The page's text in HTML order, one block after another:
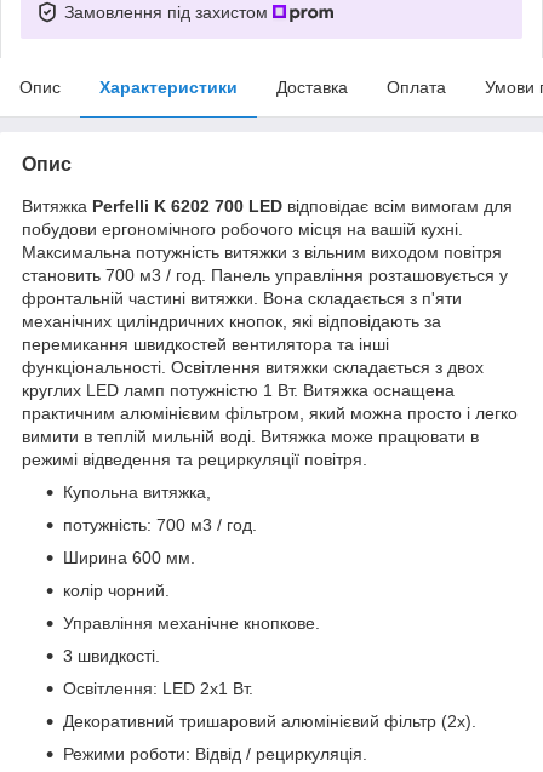
Замовлення під захистом
Опис Характеристики Доставка Оплата Умови
Опис
Витяжка Perfelli K 6202 700 LED відповідає всім вимогам для
побудови ергономічного робочого місця на вашій кухні.
Максимальна потужність витяжки з вільним виходом повітря
становить 700 м3 / год. Панель управління розташовується у
фронтальній частині витяжки. Вона складається з п'яти
механічних циліндричних кнопок, які відповідають за
перемикання швидкостей вентилятора та інші
функціональності. Освітлення витяжки складається з двох
круглих LED ламп потужністю 1 Вт. Витяжка оснащена
практичним алюмінієвим фільтром, який можна просто і легко
вимити в теплій мильній воді. Витяжка може працювати в
режимі відведення та рециркуляції повітря.
Купольна витяжка,
потужність: 700 м3 / год.
Ширина 600 мм.
колір чорний.
Управління механічне кнопкове.
3 швидкості.
Освітлення: LED 2х1 Вт.
Декоративний тришаровий алюмінієвий фільтр (2x).
Режими роботи: Відвід / рециркуляція.